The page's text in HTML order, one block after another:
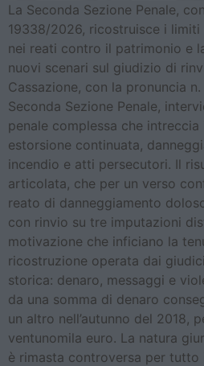
La Seconda Sezione Penale,
19338/2026, ricostruisce i
nei reati contro il patrimonio e
nuovi scenari sul giudizio di
Cassazione, con la pronuncia
Seconda Sezione Penale,
penale complessa che
estorsione continuata,
incendio e atti persecutori. Il
articolata, che per un verso
reato di danneggiamento
con rinvio su tre imputazioni
motivazione che inficiano la
ricostruzione operata dai
storica: denaro, messaggi e
da una somma di denaro
un altro nell’autunno del 2018,
ventunomila euro. La natura
è rimasta controversa per